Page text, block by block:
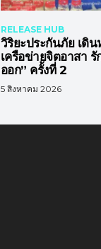
RELEASE HUB
วิริยะประกันภัย เดิ
เครือข่ายจิตอาสา
ออก” ครั้งที่ 2
5 สิงหาคม 2026